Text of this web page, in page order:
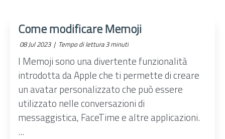
Come modificare Memoji
08 Jul 2023 | Tempo di lettura 3 minuti
I Memoji sono una divertente funzionalità
introdotta da Apple che ti permette di creare
un avatar personalizzato che può essere
utilizzato nelle conversazioni di
messaggistica, FaceTime e altre applicazioni.
...